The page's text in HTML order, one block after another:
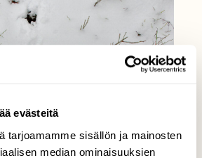
evästeitä
tarjoamamme sisällön ja mainosten
median ominaisuuksien